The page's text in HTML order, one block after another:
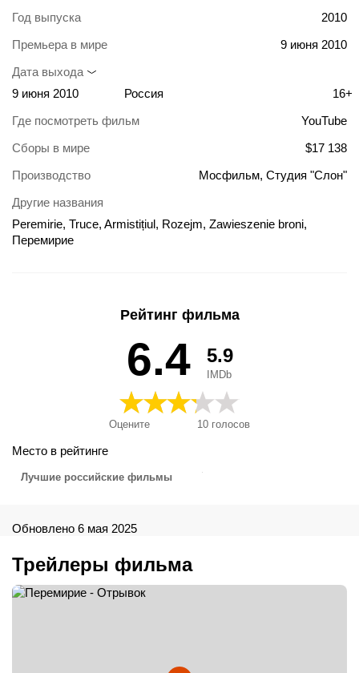
Год выпуска
2010
Премьера в мире
9 июня 2010
Дата выхода
9 июня 2010
Россия
16+
Где посмотреть фильм
YouTube
Сборы в мире
$17 138
Производство
Мосфильм, Студия "Слон"
Другие названия
Peremirie, Truce, Armistițiul, Rozejm, Zawieszenie broni,
Перемирие
Рейтинг фильма
6.4
Оцените 10 голосов
5.9
IMDb
Место в рейтинге
Лучшие российские фильмы
Обновлено 6 мая 2025
Трейлеры фильма